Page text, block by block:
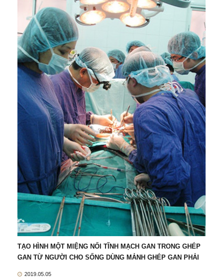
TẠO HÌNH MỘT MIỆNG NỐI TĨNH MẠCH GAN TRONG GHÉP
GAN TỪ NGƯỜI CHO SỐNG DÙNG MẢNH GHÉP GAN PHẢI
2019.05.05